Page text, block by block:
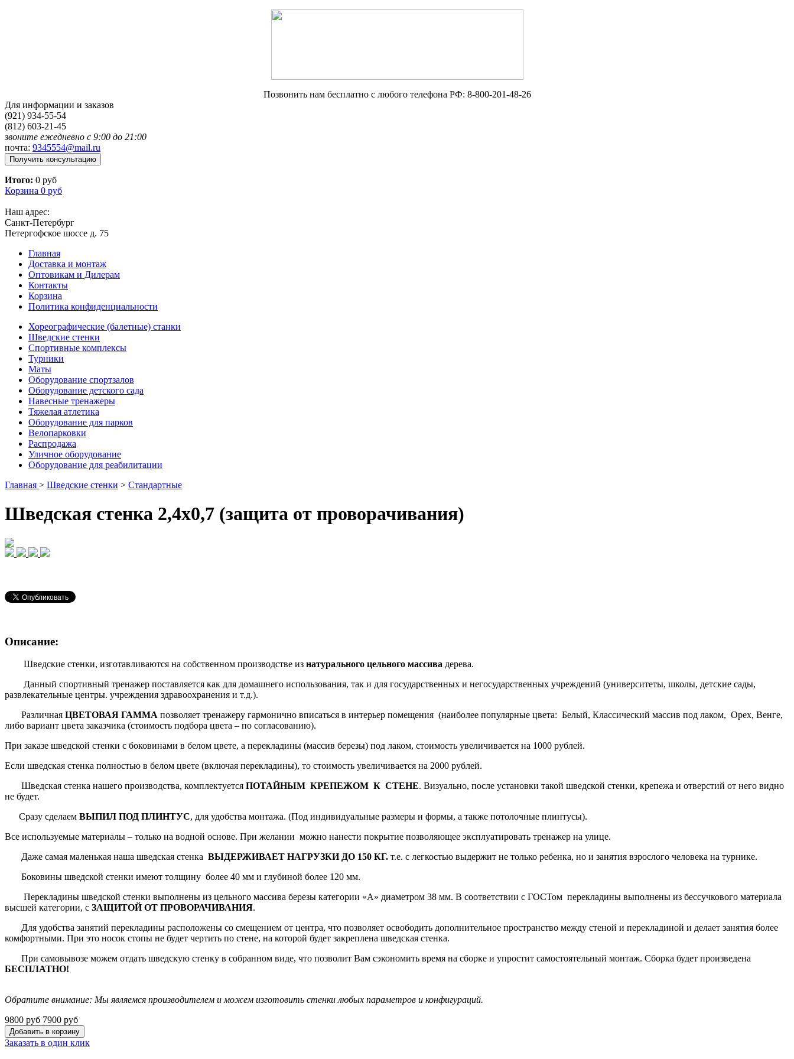
Позвонить нам бесплатно с любого телефона РФ: 8-800-201-48-26
Для информации и заказов
(921) 934-55-54
(812) 603-21-45
звоните ежедневно с 9:00 до 21:00
почта: 9345554@mail.ru
Получить консультацию
Итого: 0 руб
Корзина 0 руб
Наш адрес:
Санкт-Петербург
Петергофское шоссе д. 75
Главная
Доставка и монтаж
Оптовикам и Дилерам
Контакты
Корзина
Политика конфиденциальности
Хореографические (балетные) станки
Шведские стенки
Cпортивные комплексы
Турники
Маты
Оборудование спортзалов
Оборудование детского сада
Навесные тренажеры
Тяжелая атлетика
Оборудование для парков
Велопарковки
Распродажа
Уличное оборудование
Оборудование для реабилитации
Главная > Шведские стенки > Стандартные
Шведская стенка 2,4х0,7 (защита от проворачивания)
Описание:
Шведские стенки, изготавливаются на собственном производстве из натурального цельного массива дерева.
Данный спортивный тренажер поставляется как для домашнего использования, так и для государственных и негосударственных учреждений (университеты, школы, детские сады,
развлекательные центры. учреждения здравоохранения и т.д.).
Различная ЦВЕТОВАЯ ГАММА позволяет тренажеру гармонично вписаться в интерьер помещения (наиболее популярные цвета: Белый, Классический массив под лаком, Орех, Венге,
либо вариант цвета заказчика (стоимость подбора цвета – по согласованию).
При заказе шведской стенки с боковинами в белом цвете, а перекладины (массив березы) под лаком, стоимость увеличивается на 1000 рублей.
Если шведская стенка полностью в белом цвете (включая перекладины), то стоимость увеличивается на 2000 рублей.
Шведская стенка нашего производства, комплектуется ПОТАЙНЫМ КРЕПЕЖОМ К СТЕНЕ. Визуально, после установки такой шведской стенки, крепежа и отверстий от него видно
не будет.
Сразу сделаем ВЫПИЛ ПОД ПЛИНТУС, для удобства монтажа. (Под индивидуальные размеры и формы, а также потолочные плинтусы).
Все используемые материалы – только на водной основе. При желании можно нанести покрытие позволяющее эксплуатировать тренажер на улице.
Даже самая маленькая наша шведская стенка ВЫДЕРЖИВАЕТ НАГРУЗКИ ДО 150 КГ. т.е. с легкостью выдержит не только ребенка, но и занятия взрослого человека на турнике.
Боковины шведской стенки имеют толщину более 40 мм и глубиной более 120 мм.
Перекладины шведской стенки выполнены из цельного массива березы категории «А» диаметром 38 мм. В соответствии с ГОСТом перекладины выполнены из бессучкового материала
высшей категории, с ЗАЩИТОЙ ОТ ПРОВОРАЧИВАНИЯ.
Для удобства занятий перекладины расположены со смещением от центра, что позволяет освободить дополнительное пространство между стеной и перекладиной и делает занятия более
комфортными. При это носок стопы не будет чертить по стене, на которой будет закреплена шведская стенка.
При самовывозе можем отдать шведскую стенку в собранном виде, что позволит Вам сэкономить время на сборке и упростит самостоятельный монтаж. Сборка будет произведена
БЕСПЛАТНО!
Обратите внимание: Мы являемся производителем и можем изготовить стенки любых параметров и конфигураций.
9800 руб 7900 руб
Заказать в один клик